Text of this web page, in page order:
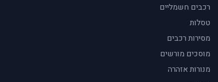
רכבים חשמליים
טסלות
מסירות רכבים
מוסכים מורשים
מנורות אזהרה